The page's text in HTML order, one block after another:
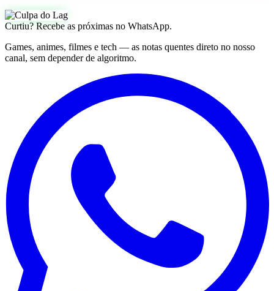
Curtiu? Recebe as próximas no WhatsApp.
Games, animes, filmes e tech — as notas quentes direto no nosso
canal, sem depender de algoritmo.